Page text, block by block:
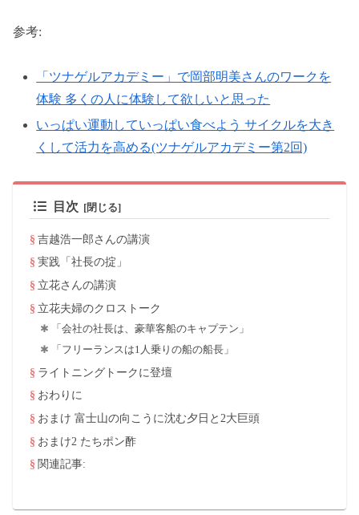
参考:
「ツナゲルアカデミー」で岡部明美さんのワークを
体験 多くの人に体験して欲しいと思った
いっぱい運動していっぱい食べよう サイクルを大き
くして活力を高める(ツナゲルアカデミー第2回)
目次
吉越浩一郎さんの講演
実践「社長の掟」
立花さんの講演
立花夫婦のクロストーク
「会社の社長は、豪華客船のキャプテン」
「フリーランスは1人乗りの船の船長」
ライトニングトークに登壇
おわりに
おまけ 富士山の向こうに沈む夕日と2大巨頭
おまけ2 たちポン酢
関連記事: